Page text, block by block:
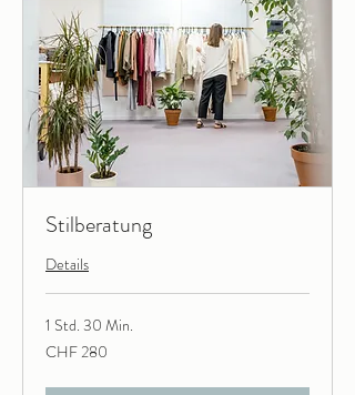
Stilberatung
Details
1 Std. 30 Min.
280
Schweizer
CHF 280